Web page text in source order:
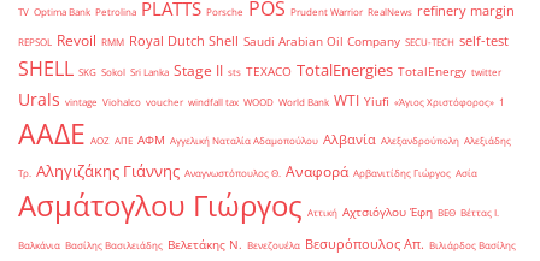
TV Optima Bank Petrolina PLATTS Porsche POS Prudent Warrior RealNews refinery margin
REPSOL Revoil RMM Royal Dutch Shell Saudi Arabian Oil Company SECU-TECH self-test
SHELL SKG Sokol Sri Lanka Stage II sts TEXACO TotalEnergies TotalEnergy twitter
Urals vintage Viohalco voucher windfall tax WOOD World Bank WTI Yiufi «Άγιος Χριστόφορος» ΄1
ΑΑΔΕ ΑΟΖ ΑΠΕ ΑΦΜ Αγγελική Ναταλία Αδαμοπούλου Αλβανία Αλεξανδρούπολη Αλεξιάδης
Τρ. Αληγιζάκης Γιάννης Αναγνωστόπουλος Θ. Αναφορά Αρβανιτίδης Γιώργος Ασία
Ασμάτογλου Γιώργος Αττική Αχτσιόγλου Έφη ΒΕΘ Βέττας Ι.
Βαλκάνια Βασίλης Βασιλειάδης Βελετάκης Ν. Βενεζουέλα Βεσυρόπουλος Απ. Βιλιάρδος Βασίλης